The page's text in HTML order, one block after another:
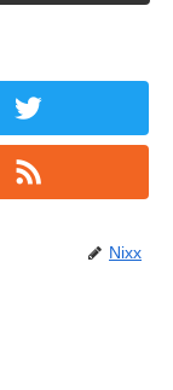
Nixx